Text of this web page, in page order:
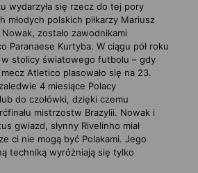
wydarzyła się rzecz do tej pory
młodych polskich piłkarzy Mariusz
zostało zawodnikami
Paranaese Kurtyba. W ciągu pół roku
stolicy światowego futbolu – gdy
Atletico plasowało się na 23.
4 miesiące Polacy
do czołówki, dzięki czemu
mistrzostw Brazylii. Nowak i
gwiazd, słynny Rivelinho miał
ci nie mogą być Polakami. Jego
techniką wyróżniają się tylko